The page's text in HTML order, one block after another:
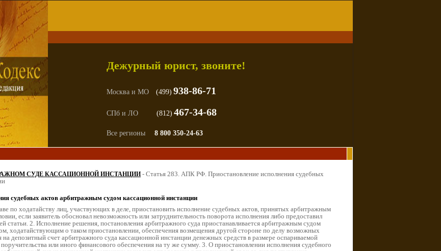
Дежурный юрист, звоните!
Москва и МО (499) 938-86-71
СПб и ЛО (812) 467-34-68
Все регионы 8 800 350-24-63
СУДЕ КАССАЦИОННОЙ ИНСТАНЦИИ - Статья 283. АПК РФ. Приостановление исполнения судебных
судебных актов арбитражным судом кассационной инстанции
по ходатайству лиц, участвующих в деле, приостановить исполнение судебных актов, принятых арбитражным
если заявитель обосновал невозможность или затруднительность поворота исполнения либо предоставил
статьи. 2. Исполнение решения, постановления арбитражного суда приостанавливается арбитражным судом
ходатайствующим о таком приостановлении, обеспечения возмещения другой стороне по делу возможных
депозитный счет арбитражного суда кассационной инстанции денежных средств в размере оспариваемой
или иного финансового обеспечения на ту же сумму. 3. О приостановлении исполнения судебного